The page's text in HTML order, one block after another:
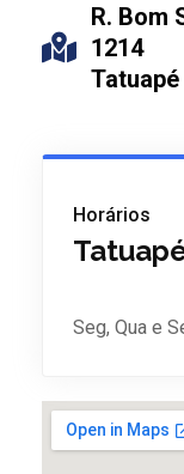
R. Bom
1214
Horários
Seg, Qua e